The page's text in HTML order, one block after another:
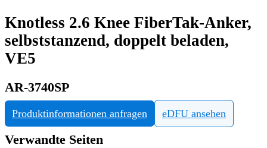
Knotless 2.6 Knee FiberTak-Anker,
selbststanzend, doppelt beladen,
VE5
AR-3740SP
Produktinformationen anfragen eDFU ansehen
Verwandte Seiten